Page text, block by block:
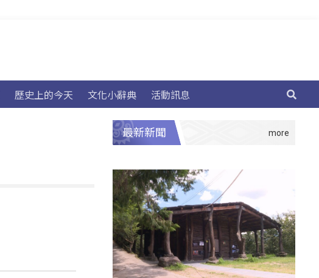
歷史上的今天 文化小辭典 活動訊息
最新新聞